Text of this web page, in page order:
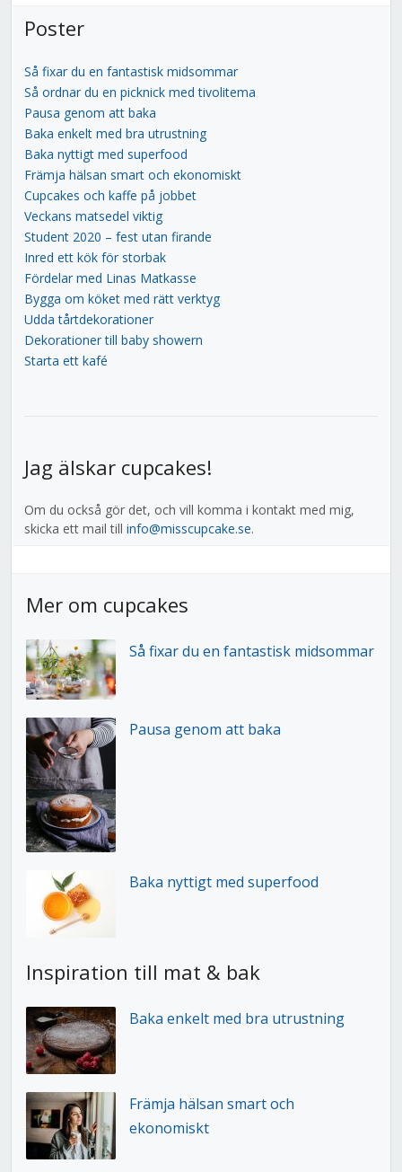
Poster
Så fixar du en fantastisk midsommar
Så ordnar du en picknick med tivolitema
Pausa genom att baka
Baka enkelt med bra utrustning
Baka nyttigt med superfood
Främja hälsan smart och ekonomiskt
Cupcakes och kaffe på jobbet
Veckans matsedel viktig
Student 2020 – fest utan firande
Inred ett kök för storbak
Fördelar med Linas Matkasse
Bygga om köket med rätt verktyg
Udda tårtdekorationer
Dekorationer till baby showern
Starta ett kafé
Jag älskar cupcakes!
Om du också gör det, och vill komma i kontakt med mig,
skicka ett mail till info@misscupcake.se.
Mer om cupcakes
Så fixar du en fantastisk midsommar
Pausa genom att baka
Baka nyttigt med superfood
Inspiration till mat & bak
Baka enkelt med bra utrustning
Främja hälsan smart och
ekonomiskt